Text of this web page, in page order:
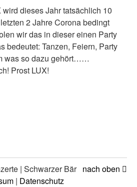
dieses Jahr tatsächlich 10
2 Jahre Corona bedingt
wir das in dieser einen Party
bedeutet: Tanzen, Feiern, Party
was so dazu gehört……
Prost LUX!
nach oben
| Schwarzer Bär
| Datenschutz